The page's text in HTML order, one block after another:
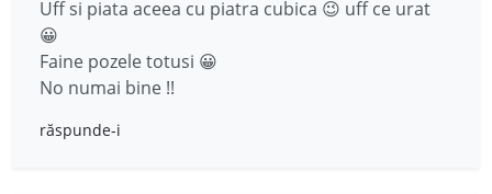
Uff si piata aceea cu piatra cubica 😉 uff ce urat
😀
Faine pozele totusi 😀
No numai bine !!
răspunde-i